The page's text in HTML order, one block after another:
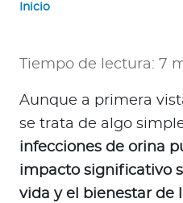
d
Inicio
Tiempo de lectura: 7
Aunque a primera
se trata de algo
infecciones de orina
impacto significativo
vida y el bienestar de